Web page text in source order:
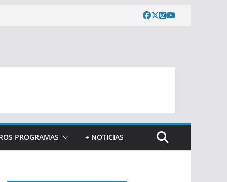
PROGRAMAS + NOTICIAS